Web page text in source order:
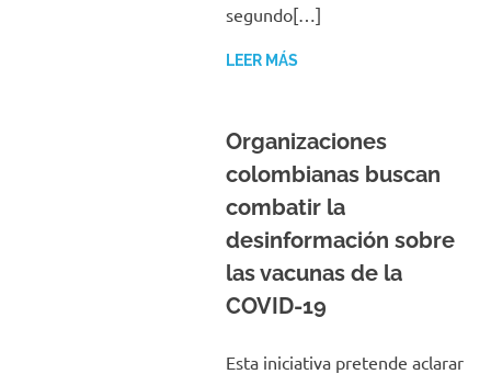
segundo[…]
LEER MÁS
Organizaciones
colombianas buscan
combatir la
desinformación sobre
las vacunas de la
COVID-19
Esta iniciativa pretende aclarar